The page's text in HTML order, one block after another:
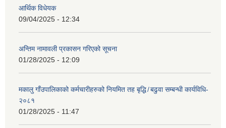
आर्थिक विधेयक
09/04/2025 - 12:34
अन्तिम नामावली प्रकासन गरिएको सूचना
01/28/2025 - 12:09
मकालु गाँउपालिकाको कर्मचारीहरुको नियमित तह बृद्धि ̸ बढुवा सम्बन्धी कार्यविधि-
२०८१
01/28/2025 - 11:47